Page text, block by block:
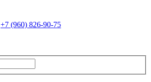
+7 (960) 826-90-75